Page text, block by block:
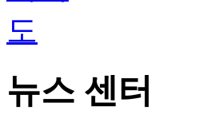
뉴스 센터